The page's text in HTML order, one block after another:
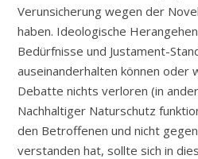
Verunsicherung wegen der
haben. Ideologische
Bedürfnisse und Justament-
auseinanderhalten können oder
Debatte nichts verloren (in
Nachhaltiger Naturschutz
den Betroffenen und nicht
verstanden hat, sollte sich in